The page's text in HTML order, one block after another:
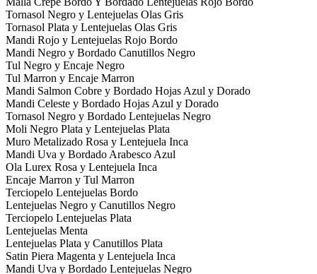
Tornasol Negro y Lentejuelas Olas Gris
Tornasol Plata y Lentejuelas Olas Gris
Mandi Rojo y Lentejuelas Rojo Bordo
Mandi Negro y Bordado Canutillos Negro
Tul Negro y Encaje Negro
Tul Marron y Encaje Marron
Mandi Salmon Cobre y Bordado Hojas Azul y Dorado
Mandi Celeste y Bordado Hojas Azul y Dorado
Tornasol Negro y Bordado Lentejuelas Negro
Moli Negro Plata y Lentejuelas Plata
Muro Metalizado Rosa y Lentejuela Inca
Mandi Uva y Bordado Arabesco Azul
Ola Lurex Rosa y Lentejuela Inca
Encaje Marron y Tul Marron
Terciopelo Lentejuelas Bordo
Lentejuelas Negro y Canutillos Negro
Terciopelo Lentejuelas Plata
Lentejuelas Menta
Lentejuelas Plata y Canutillos Plata
Satin Piera Magenta y Lentejuela Inca
Mandi Uva y Bordado Lentejuelas Negro